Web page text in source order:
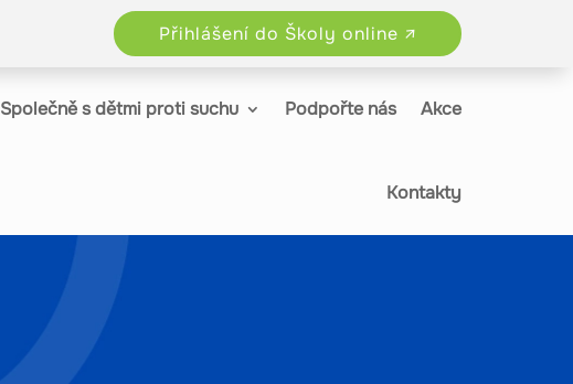
Přihlášení do Školy online ↗
Společně s dětmi proti suchu Podpořte nás Akce
Kontakty